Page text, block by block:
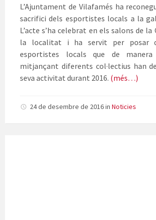
L’Ajuntament de Vilafamés ha
sacrifici dels esportistes locals a la
L’acte s’ha celebrat en els salons de la
la localitat i ha servit per posar
esportistes locals que de
mitjançant diferents col·lectius han
seva activitat durant 2016. (més…)
24 de desembre de 2016in Noticies